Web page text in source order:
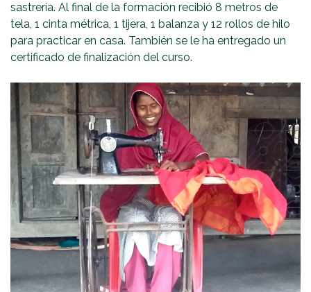
sastrería. Al final de la formación recibió 8 metros de
tela, 1 cinta métrica, 1 tijera, 1 balanza y 12 rollos de hilo
para practicar en casa. También se le ha entregado un
certificado de finalización del curso.